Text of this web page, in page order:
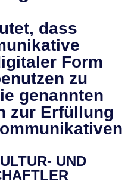
dass
Form
zu
genannten
zur Erfüllung
UND